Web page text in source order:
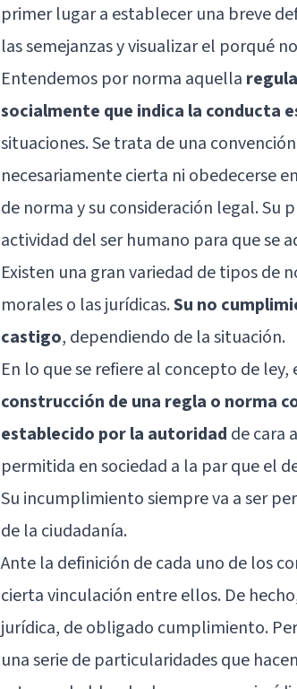
primer lugar a establecer una breve
las semejanzas y visualizar el porqué
Entendemos por norma aquella
socialmente que indica la conducta
situaciones. Se trata de una
necesariamente cierta ni obedecerse
de norma y su consideración legal. Su
actividad del ser humano para que se
Existen una gran variedad de tipos de
morales o las jurídicas.Su no
castigo, dependiendo de la situación.
En lo que se refiere al concepto de
construcción de una regla o norma
establecido por la autoridad de cara
permitida en sociedad a la par que el
Su incumplimiento siempre va a ser
de la ciudadanía.
Ante la definición de cada uno de los
cierta vinculación entre ellos. De
jurídica, de obligado cumplimiento.
una serie de particularidades que